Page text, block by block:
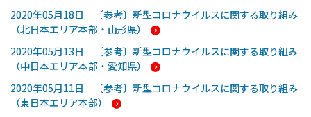
2020年05月18日 〔参考〕新型コロナウイルスに関する取り組み
（北日本エリア本部・山形県）
2020年05月13日 〔参考〕新型コロナウイルスに関する取り組み
（中日本エリア本部・愛知県）
2020年05月11日 〔参考〕新型コロナウイルスに関する取り組み
（東日本エリア本部）